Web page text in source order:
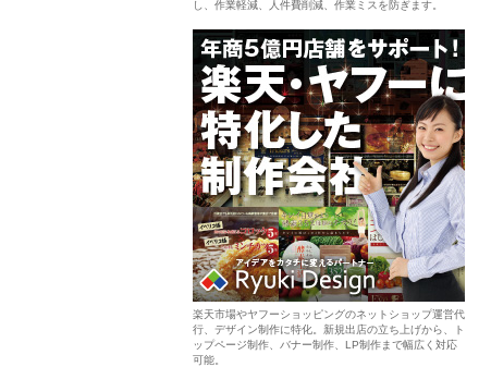
し、作業軽減、人件費削減、作業ミスを防ぎます。
楽天市場やヤフーショッピングのネットショップ運営代
行、デザイン制作に特化。新規出店の立ち上げから、ト
ップページ制作、バナー制作、LP制作まで幅広く対応
可能。